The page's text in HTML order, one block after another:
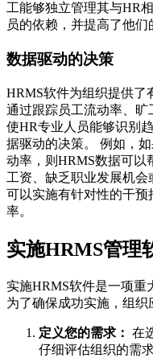
工能够独立管理其与HR
员的依赖，并提高了他们
数据驱动的决策
HRMS软件为组织提供了
通过跟踪员工流动率、
使HR专业人员能够识别
据驱动的决策。 例如，
动率，则HRMS数据可以
工资、缺乏职业发展机
可以实施有针对性的干预
率。
实施HRMS管理
实施HRMS软件是一项重
为了确保成功实施，组织
定义您的需求： 在
仔细评估组织的需